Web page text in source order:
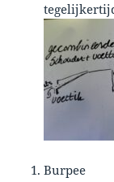
Burpee